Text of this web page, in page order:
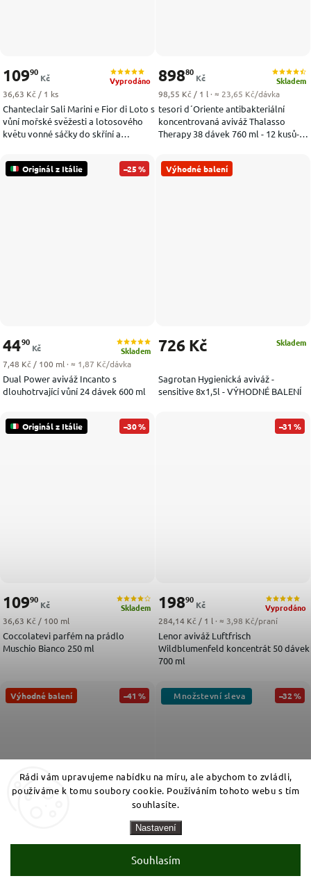
Rádi vám upravujeme nabídku na míru, ale abychom to zvládli,
používáme k tomu soubory cookie. Používáním tohoto webu s tím
souhlasíte.
Nastavení
Souhlasím
Chanteclair Sali Marini e Fior di Loto s
vůní mořské svěžesti a lotosového
květu vonné sáčky do skříní a
Vyprodáno
10990
Kč
Měrná cena:
36,63 Kč / 1 ks
tesori d´Oriente antibakteriální
koncentrovaná aviváž Thalasso
Therapy 38 dávek 760 ml - 12 kusů-
Skladem
89880
Kč
Měrná cena:
98,55 Kč / 1 l · ≈ 23,65 Kč/dávka
Originál z Itálie –25 %
Dual Power aviváž Incanto s
dlouhotrvající vůní 24 dávek 600 ml
Skladem
4490
Kč
Měrná cena:
7,48 Kč / 100 ml · ≈ 1,87 Kč/dávka
Výhodné balení
Sagrotan Hygienická aviváž -
sensitive 8x1,5l - VÝHODNÉ BALENÍ
Skladem
726 Kč
Originál z Itálie –30 %
Coccolatevi parfém na prádlo
Muschio Bianco 250 ml
Skladem
10990
Kč
Měrná cena:
36,63 Kč / 100 ml
–31 %
Lenor aviváž Luftfrisch
Wildblumenfeld koncentrát 50 dávek
700 ml
Vyprodáno
19890
Kč
Měrná cena:
284,14 Kč / 1 l · ≈ 3,98 Kč/praní
Výhodné balení –41 %
569
Kč
–32 %
Skladem
44
Kč